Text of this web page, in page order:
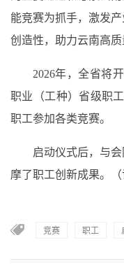
能竞赛为抓手，激发
创造性，助力云南高质
2026年，全省将
职业（工种）省级职
职工参加各类竞赛。
启动仪式后，与
摩了职工创新成果。（
竞赛 职工